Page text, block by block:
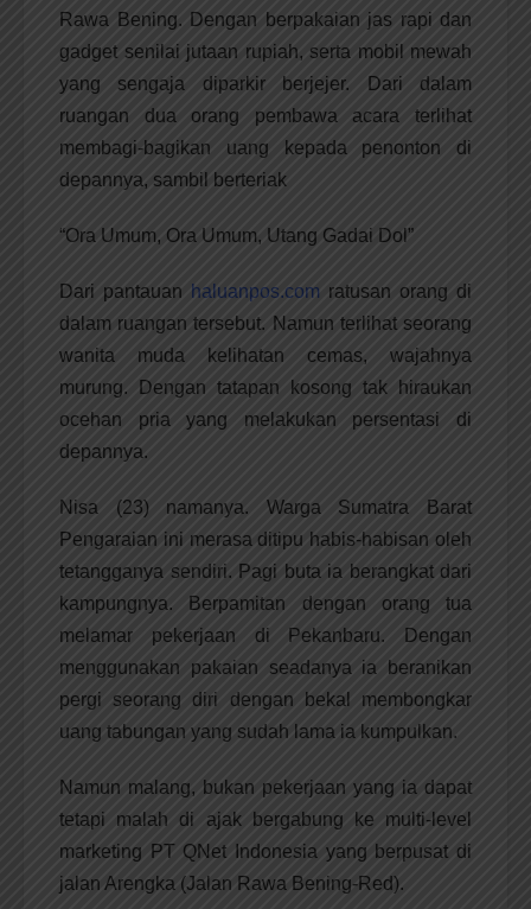
Rawa Bening. Dengan berpakaian jas rapi dan
gadget senilai jutaan rupiah, serta mobil mewah
yang sengaja diparkir berjejer. Dari dalam
ruangan dua orang pembawa acara terlihat
membagi-bagikan uang kepada penonton di
depannya, sambil berteriak
“Ora Umum, Ora Umum, Utang Gadai Dol”
Dari pantauan haluanpos.com ratusan orang di
dalam ruangan tersebut. Namun terlihat seorang
wanita muda kelihatan cemas, wajahnya
murung. Dengan tatapan kosong tak hiraukan
ocehan pria yang melakukan persentasi di
depannya.
Nisa (23) namanya. Warga Sumatra Barat
Pengaraian ini merasa ditipu habis-habisan oleh
tetangganya sendiri. Pagi buta ia berangkat dari
kampungnya. Berpamitan dengan orang tua
melamar pekerjaan di Pekanbaru. Dengan
menggunakan pakaian seadanya ia beranikan
pergi seorang diri dengan bekal membongkar
uang tabungan yang sudah lama ia kumpulkan.
Namun malang, bukan pekerjaan yang ia dapat
tetapi malah di ajak bergabung ke multi-level
marketing PT QNet Indonesia yang berpusat di
jalan Arengka (Jalan Rawa Bening-Red).